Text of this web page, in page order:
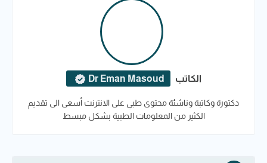
الكاتب Dr Eman Masoud
دكتورة وكاتبة وناشئة محتوى طبي على الانترنت أسعى الى تقديم
الكثير من المعلومات الطبية بشكل مبسط